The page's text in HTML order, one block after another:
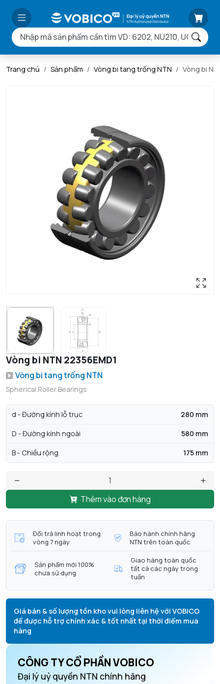
Trang chủ Sản phẩm Vòng bi tang trống NTN Vòng bi
Vòng bi NTN 22356EMD1
Vòng bi tang trống NTN
Spherical Roller Bearings
d - Đường kính lỗ trục 280 mm
D - Đường kính ngoài 580 mm
B - Chiều rộng 175 mm
Thêm vào đơn hàng
Đổi trả linh hoạt trong
vòng 7 ngày
Bảo hành chính hãng
NTN trên toàn quốc
Sản phẩm mới 100%
chưa sử dụng
Giao hàng toàn quốc
tất cả các ngày trong
tuần
Giá bán & số lượng tồn kho vui lòng liên hệ với VOBICO
để được hỗ trợ chính xác & tốt nhất tại thời điểm mua
hàng
CÔNG TY CỔ PHẦN VOBICO
Đại lý uỷ quyền NTN chính hãng